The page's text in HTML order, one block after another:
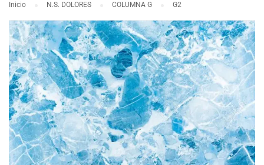
Inicio N.S. DOLORES COLUMNA G G2